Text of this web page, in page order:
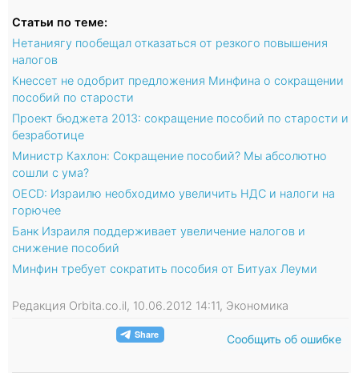
Статьи по теме:
Нетаниягу пообещал отказаться от резкого повышения
налогов
Кнессет не одобрит предложения Минфина о сокращении
пособий по старости
Проект бюджета 2013: сокращение пособий по старости и
безработице
Министр Кахлон: Сокращение пособий? Мы абсолютно
сошли с ума?
OECD: Израилю необходимо увеличить НДС и налоги на
горючее
Банк Израиля поддерживает увеличение налогов и
снижение пособий
Минфин требует сократить пособия от Битуах Леуми
Редакция Orbita.co.il, 10.06.2012 14:11, Экономика
Сообщить об ошибке